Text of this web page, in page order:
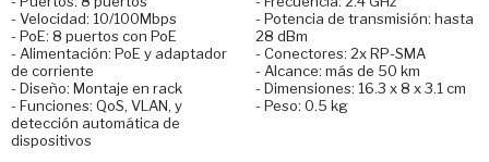
- Velocidad: 10/100Mbps
- PoE: 8 puertos con PoE
- Alimentación: PoE y adaptador
de corriente
- Diseño: Montaje en rack
- Funciones: QoS, VLAN, y
detección automática de
dispositivos
- Potencia de transmisión: hasta
28 dBm
- Conectores: 2x RP-SMA
- Alcance: más de 50 km
- Dimensiones: 16.3 x 8 x 3.1 cm
- Peso: 0.5 kg